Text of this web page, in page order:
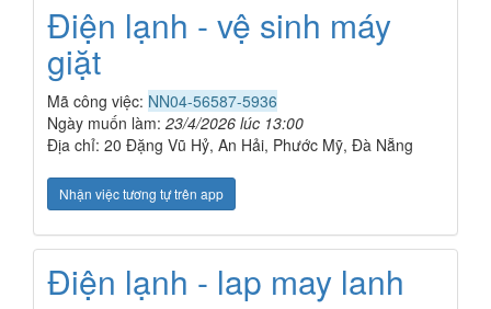
Điện lạnh - vệ sinh máy
giặt
Mã công việc: NN04-56587-5936
Ngày muốn làm: 23/4/2026 lúc 13:00
Địa chỉ: 20 Đặng Vũ Hỷ, An Hải, Phước Mỹ, Đà Nẵng
Nhận việc tương tự trên app
Điện lạnh - lap may lanh